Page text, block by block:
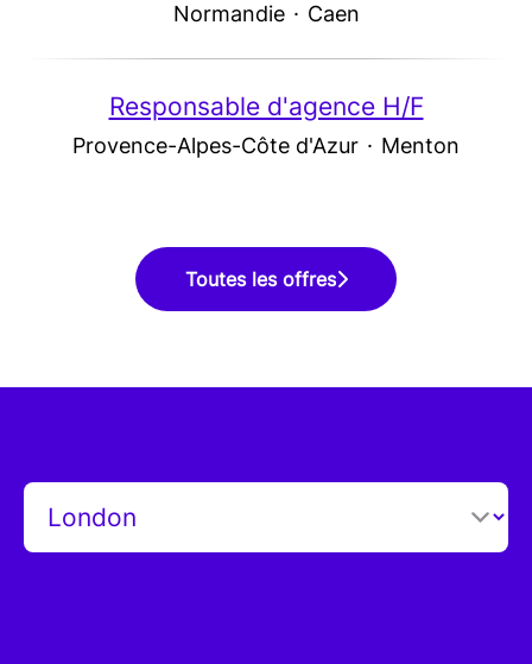
Normandie · Caen
Responsable d'agence H/F
Provence-Alpes-Côte d'Azur · Menton
Toutes les offres